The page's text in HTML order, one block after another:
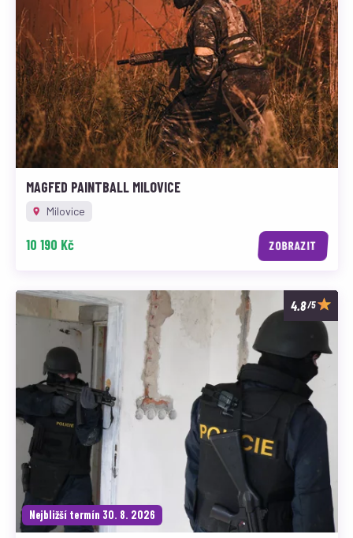
MAGFED PAINTBALL MILOVICE
Milovice
10 190 Kč ZOBRAZIT
/5
Nejbližší termín 30. 8. 2026